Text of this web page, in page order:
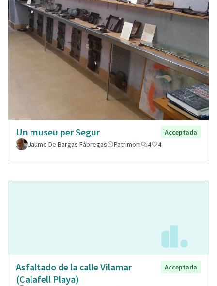
Un museu per Segur
Acceptada
Jaume De Bargas Fàbregas
Patrimoni 4 4
Asfaltado de la calle Vilamar
(Calafell Playa)
Acceptada